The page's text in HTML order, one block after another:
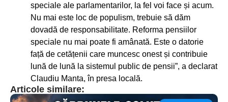
speciale ale parlamentarilor, la fel voi face și acum.
Nu mai este loc de populism, trebuie să dăm
dovadă de responsabilitate. Reforma pensiilor
speciale nu mai poate fi amânată. Este o datorie
față de cetățenii care muncesc onest și contribuie
lună de lună la sistemul public de pensii”, a declarat
Claudiu Manta, în presa locală.
Articole similare: